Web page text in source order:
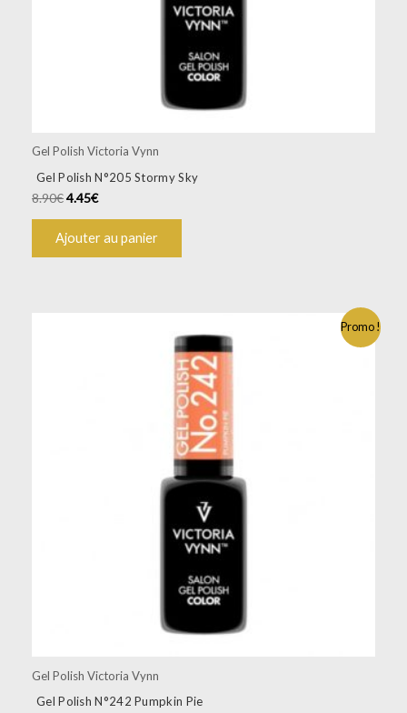
Gel Polish Victoria Vynn
Gel Polish N°205 Stormy Sky
8.90€4.45€
Ajouter au panier
Promo !
Gel Polish Victoria Vynn
Gel Polish N°242 Pumpkin Pie